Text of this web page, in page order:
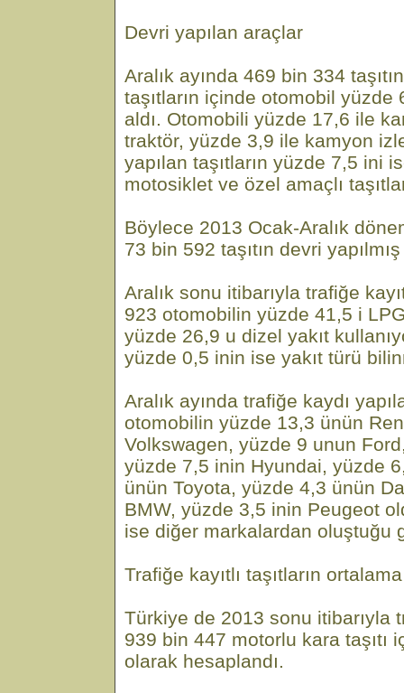
Devri yapılan araçlar
Aralık ayında 469 bin 334
taşıtların içinde otomobil yüzde
aldı. Otomobili yüzde 17,6 ile
traktör, yüzde 3,9 ile kamyon
yapılan taşıtların yüzde 7,5 ini
motosiklet ve özel amaçlı
Böylece 2013 Ocak-Aralık
73 bin 592 taşıtın devri
Aralık sonu itibarıyla trafiğe
923 otomobilin yüzde 41,5 i
yüzde 26,9 u dizel yakıt
yüzde 0,5 inin ise yakıt türü
Aralık ayında trafiğe kaydı
otomobilin yüzde 13,3 ünün
Volkswagen, yüzde 9 unun
yüzde 7,5 inin Hyundai, yüzde
ünün Toyota, yüzde 4,3 ünün
BMW, yüzde 3,5 inin Peugeot
ise diğer markalardan oluştuğu
Trafiğe kayıtlı taşıtların
Türkiye de 2013 sonu itibarıyla
939 bin 447 motorlu kara taşıtı
olarak hesaplandı.